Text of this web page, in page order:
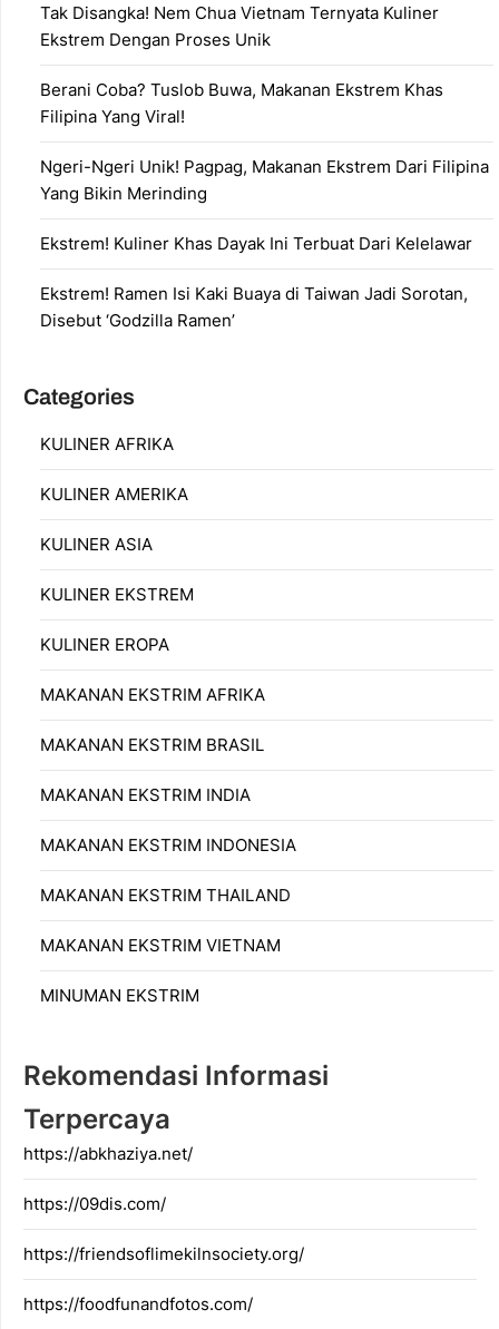
Tak Disangka! Nem Chua Vietnam Ternyata Kuliner
Ekstrem Dengan Proses Unik
Berani Coba? Tuslob Buwa, Makanan Ekstrem Khas
Filipina Yang Viral!
Ngeri-Ngeri Unik! Pagpag, Makanan Ekstrem Dari Filipina
Yang Bikin Merinding
Ekstrem! Kuliner Khas Dayak Ini Terbuat Dari Kelelawar
Ekstrem! Ramen Isi Kaki Buaya di Taiwan Jadi Sorotan,
Disebut ‘Godzilla Ramen’
Categories
KULINER AFRIKA
KULINER AMERIKA
KULINER ASIA
KULINER EKSTREM
KULINER EROPA
MAKANAN EKSTRIM AFRIKA
MAKANAN EKSTRIM BRASIL
MAKANAN EKSTRIM INDIA
MAKANAN EKSTRIM INDONESIA
MAKANAN EKSTRIM THAILAND
MAKANAN EKSTRIM VIETNAM
MINUMAN EKSTRIM
Rekomendasi Informasi
Terpercaya
https://abkhaziya.net/
https://09dis.com/
https://friendsoflimekilnsociety.org/
https://foodfunandfotos.com/